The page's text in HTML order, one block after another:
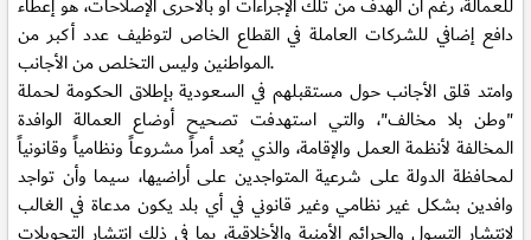
دافع إضافي للشركات العاملة في القطاع الخاص لتوظيف عدد أكبر من
المواطنين وليس التخلص من الأجانب.
وامتد قلق الأجانب حول مستقبلهم في السعودية بإطلاق الحكومة لحملة
"وطن بلا مخالف"، والتي استهدفت تصحيح أوضاع العمالة الوافدة
المخالفة لأنظمة العمل والإقامة، والذي يُعد أمراً مشروعاً ونظامياً وقانونياً
لمحافظة الدولة على شرعية المتواجدين على أراضيها، سيما وأن تواجد
وافدين بشكل غير نظامي وغير قانوني في أي بلد يكون مدعاة في الغالب
لانتشار التسول والجرائم الأمنية والأخلاقية، بما في ذلك انتشار التحويلات